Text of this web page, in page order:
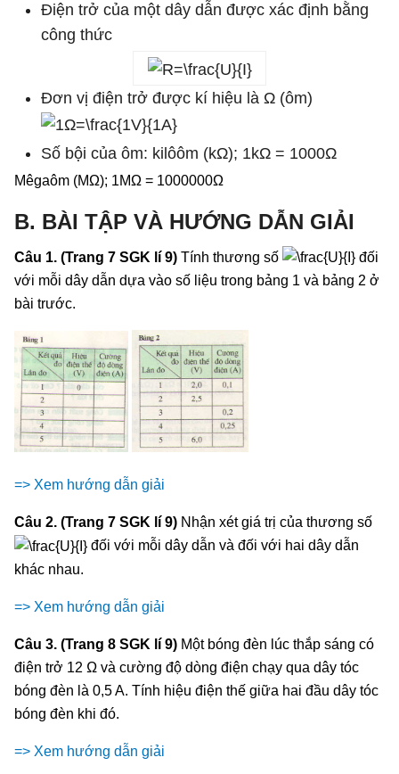
Điện trở của một dây dẫn được xác định bằng
công thức
Đơn vị điện trở được kí hiệu là Ω (ôm)
Số bội của ôm: kilôôm (kΩ); 1kΩ = 1000Ω
Mêgaôm (MΩ); 1MΩ = 1000000Ω
B. BÀI TẬP VÀ HƯỚNG DẪN GIẢI
Câu 1. (Trang 7 SGK lí 9) Tính thương số
đối
với mỗi dây dẫn dựa vào số liệu trong bảng 1 và bảng 2 ở
bài trước.
=> Xem hướng dẫn giải
Câu 2. (Trang 7 SGK lí 9) Nhận xét giá trị của thương số
đối với mỗi dây dẫn và đối với hai dây dẫn
khác nhau.
=> Xem hướng dẫn giải
Câu 3. (Trang 8 SGK lí 9) Một bóng đèn lúc thắp sáng có
điện trở 12 Ω và cường độ dòng điện chạy qua dây tóc
bóng đèn là 0,5 A. Tính hiệu điện thế giữa hai đầu dây tóc
bóng đèn khi đó.
=> Xem hướng dẫn giải